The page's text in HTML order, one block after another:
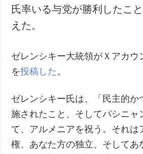
氏率いる与党が勝利したこ
えた。
ゼレンシキー大統領がＸアカウ
を投稿した。
ゼレンシキー氏は、「民主的か
施されたこと、そしてパシニャ
て、アルメニアを祝う。それは
権、あなた方の独立、そしてあ